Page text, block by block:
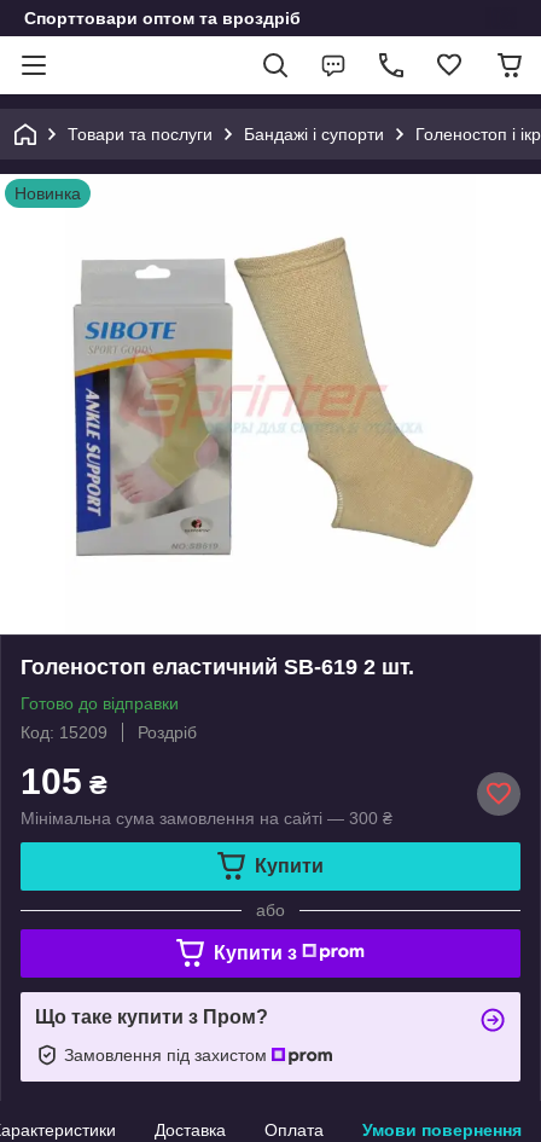
Спорттовари оптом та вроздріб
Товари та послуги Бандажі і супорти Голеностоп і
Новинка
Голеностоп еластичний SB-619 2 шт.
Готово до відправки
Код: 15209
Роздріб
105 ₴
Мінімальна сума замовлення на сайті — 300 ₴
Купити
або
Купити з
Що таке купити з Пром?
Замовлення під захистом
Доставка Оплата Умови повернення